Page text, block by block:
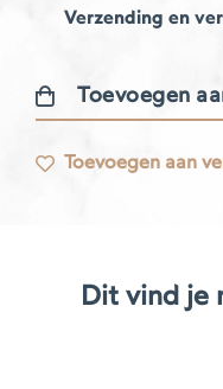
Verzending en
Gourmande
oorbel
Toevoegen
Toevoegen aan
Dit vind je